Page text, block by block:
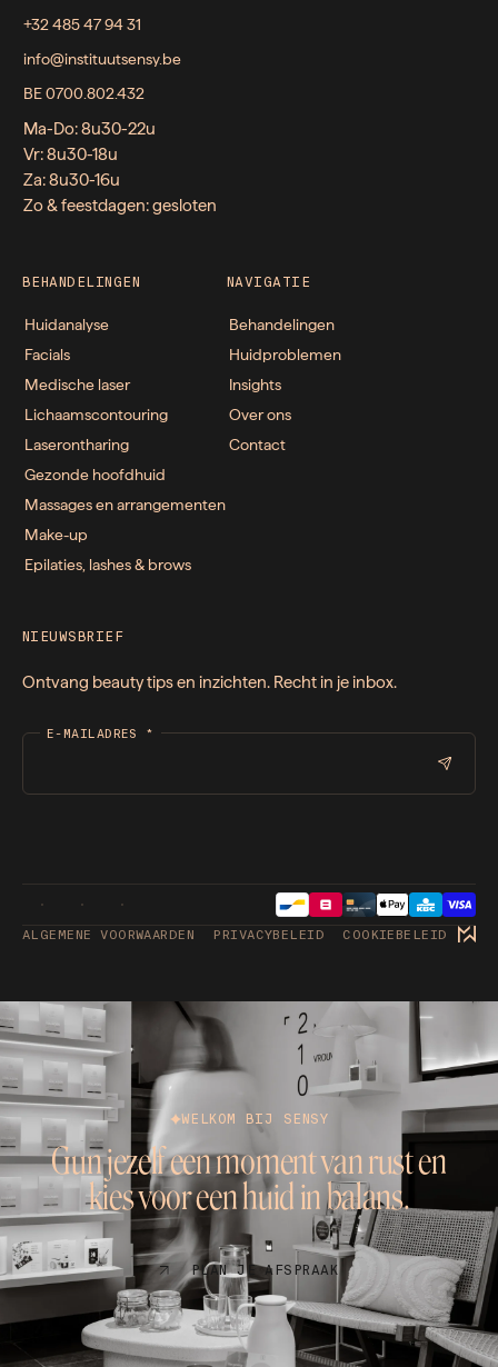
+32 485 47 94 31
info@instituutsensy.be
BE 0700.802.432
Ma-Do: 8u30-22u
Vr: 8u30-18u
Za: 8u30-16u
Zo & feestdagen: gesloten
BEHANDELINGEN
Huidanalyse
Facials
Medische laser
Lichaamscontouring
Laserontharing
Gezonde hoofdhuid
Massages en arrangementen
Make-up
Epilaties, lashes & brows
NAVIGATIE
Behandelingen
Huidproblemen
Insights
Over ons
Contact
NIEUWSBRIEF
Ontvang beauty tips en inzichten. Recht in je inbox.
E-MAILADRES *
ALGEMENE VOORWAARDEN PRIVACYBELEID COOKIEBELEID
WELKOM BIJ SENSY
Gun jezelf een moment van rust en
kies voor een huid in balans.
PLAN JE AFSPRAAK